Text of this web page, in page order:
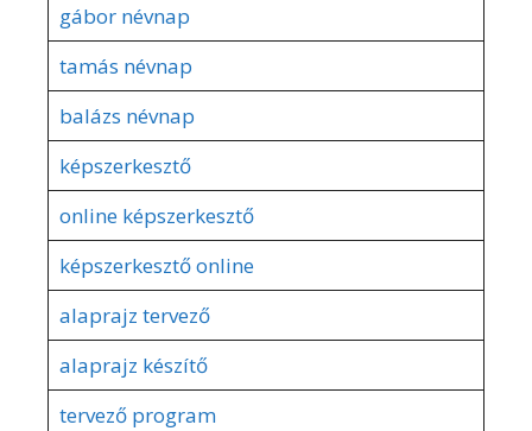
gábor névnap
tamás névnap
balázs névnap
képszerkesztő
online képszerkesztő
képszerkesztő online
alaprajz tervező
alaprajz készítő
tervező program